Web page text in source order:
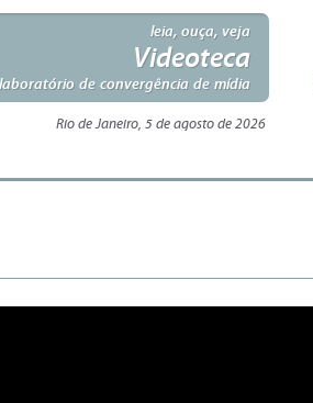
leia, ouça, veja
Videoteca
laboratório de convergência de mídia
Rio de Janeiro, 5 de agosto de 2026